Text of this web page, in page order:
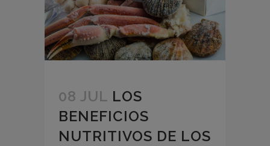
08 JUL LOS
BENEFICIOS
NUTRITIVOS DE LOS